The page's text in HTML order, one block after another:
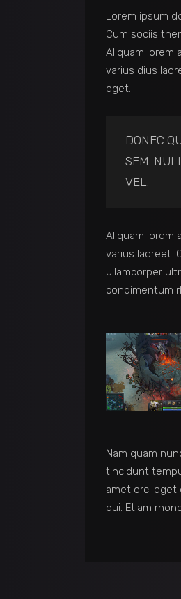
Lorem ipsum
Cum sociis
Aliquam lorem
varius dius
eget.
DONEC
SEM.
VEL.
Aliquam lorem
varius laoreet.
ullamcorper
condimentum
Nam quam
tincidunt
amet orci eget
dui. Etiam